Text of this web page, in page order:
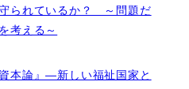
られているか？ ～問題だ
考える～
本論』―新しい福祉国家と